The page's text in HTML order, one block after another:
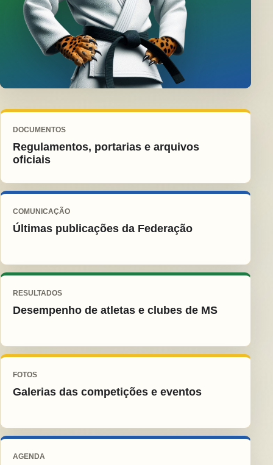
DOCUMENTOS
Regulamentos, portarias e arquivos
oficiais
COMUNICAÇÃO
Últimas publicações da Federação
RESULTADOS
Desempenho de atletas e clubes de MS
FOTOS
Galerias das competições e eventos
AGENDA